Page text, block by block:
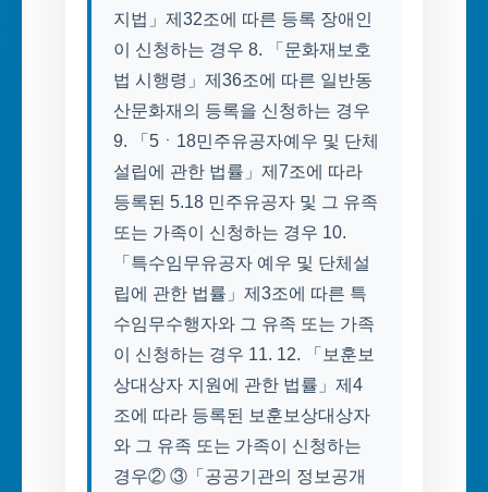
지법」제32조에 따른 등록 장애인
이 신청하는 경우 8. 「문화재보호
법 시행령」제36조에 따른 일반동
산문화재의 등록을 신청하는 경우
9. 「5ㆍ18민주유공자예우 및 단체
설립에 관한 법률」제7조에 따라
등록된 5.18 민주유공자 및 그 유족
또는 가족이 신청하는 경우 10.
「특수임무유공자 예우 및 단체설
립에 관한 법률」제3조에 따른 특
수임무수행자와 그 유족 또는 가족
이 신청하는 경우 11. 12. 「보훈보
상대상자 지원에 관한 법률」제4
조에 따라 등록된 보훈보상대상자
와 그 유족 또는 가족이 신청하는
경우② ③「공공기관의 정보공개